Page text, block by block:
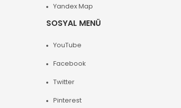
Yandex Map
SOSYAL MENÜ
YouTube
Facebook
Twitter
Pinterest